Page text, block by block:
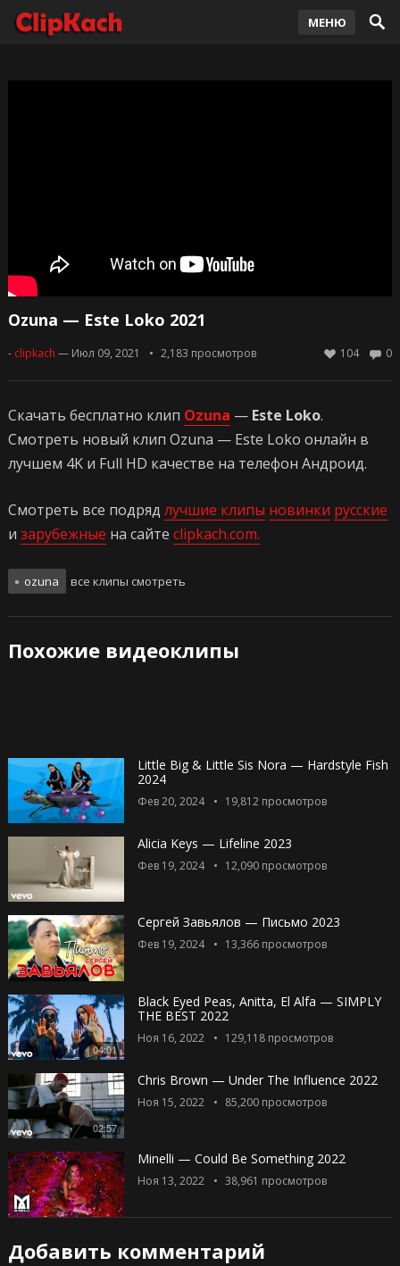
МЕНЮ
Ozuna — Este Loko 2021
- clipkach — Июл 09, 2021 2,183 просмотров 0
104
Скачать бесплатно клип Ozuna — Este Loko.
Смотреть новый клип Ozuna — Este Loko онлайн в
лучшем 4K и Full HD качестве на телефон Андроид.
Смотреть все подряд лучшие клипы новинки русские
и зарубежные на сайте clipkach.com.
ozuna все клипы смотреть
Похожие видеоклипы
Little Big & Little Sis Nora — Hardstyle Fish
2024
Фев 20, 2024 19,812просмотров
Alicia Keys — Lifeline 2023
Фев 19, 2024 12,090просмотров
Сергей Завьялов — Письмо 2023
Фев 19, 2024 13,366просмотров
04:01
Black Eyed Peas, Anitta, El Alfa — SIMPLY
THE BEST 2022
Ноя 16, 2022 129,118просмотров
02:57
Chris Brown — Under The Influence 2022
Ноя 15, 2022 85,200просмотров
Minelli — Could Be Something 2022
Ноя 13, 2022 38,961 просмотров
Добавить комментарий